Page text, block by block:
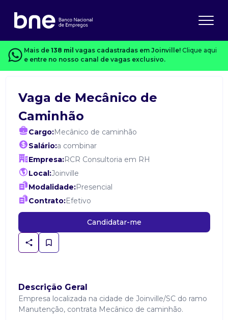
Mais de 138 mil vagas cadastradas em Joinville! Clique aqui
e entre no nosso canal de vagas exclusivo.
Vaga de Mecânico de
Caminhão
Cargo:Mecânico de caminhão
Salário:a combinar
Empresa:RCR Consultoria em RH
Local:Joinville
Modalidade:Presencial
Contrato:Efetivo
Candidatar-me
Descrição Geral
Empresa localizada na cidade de Joinville/SC do ramo
Manutenção, contrata Mecânico de caminhão.